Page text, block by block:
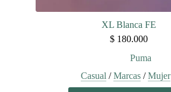
XL Blanca FE
$ 180.000
Puma
Casual /Marcas/Mujer